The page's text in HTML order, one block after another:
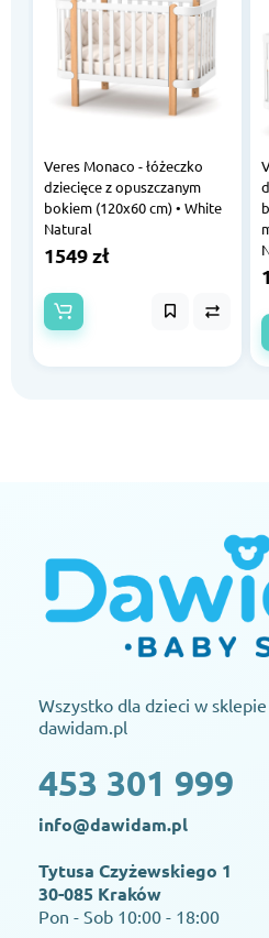
Veres Monaco - łóżeczko
dziecięce z opuszczanym
bokiem (120x60 cm) • White
Natural
1549 zł
Wszystko dla dzieci w
dawidam.pl
453 301 999
info@dawidam.pl
Tytusa Czyżewskiego 1
30-085 Kraków
Pon - Sob 10:00 - 18:00